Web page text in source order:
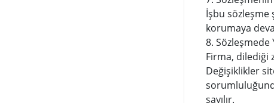
İşbu sözleşme
korumaya
8. Sözleşmede
Firma, dilediği
Değişiklikler
sayılır.